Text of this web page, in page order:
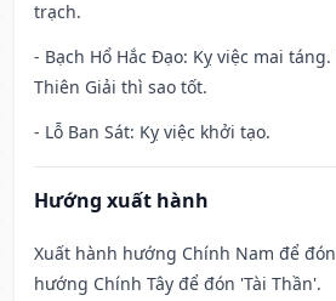
trạch.
- Bạch Hổ Hắc Đạo: Kỵ việc mai
Thiên Giải thì sao tốt.
- Lỗ Ban Sát: Kỵ việc khởi tạo.
Hướng xuất hành
Xuất hành hướng Chính Nam để
hướng Chính Tây để đón 'Tài Thần'.